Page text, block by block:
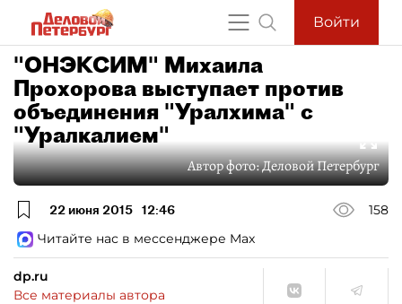
Войти
"ОНЭКСИМ" Михаила
Прохорова выступает против
объединения "Уралхима" с
"Уралкалием"
Автор фото:Деловой Петербург
22 июня 2015 12:46
158
Читайте нас в мессенджере Max
dp.ru
Все материалы автора